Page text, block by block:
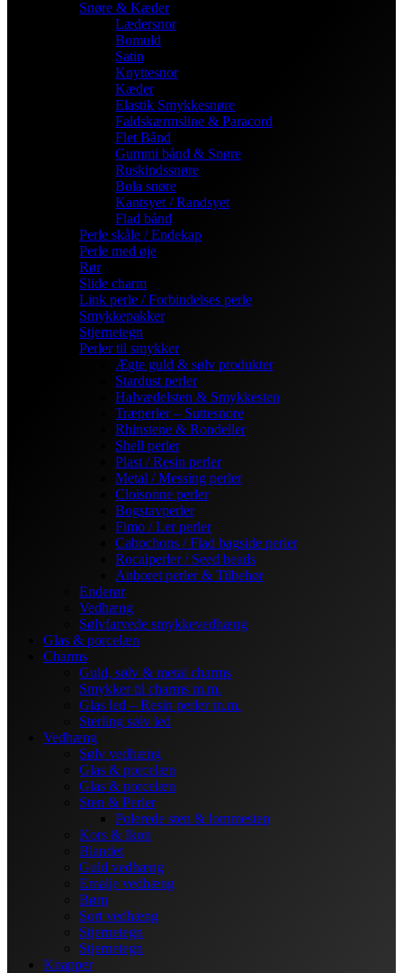
Snøre & Kæder
Lædersnor
Bomuld
Satin
Knyttesnor
Kæder
Elastik Smykkesnøre
Faldskærmsline & Paracord
Flet Bånd
Gummi bånd & Snøre
Ruskindssnøre
Bola snøre
Kantsyet / Randsyet
Flad bånd
Perle skåle / Endekap
Perle med øje
Rør
Slide charm
Link perle / Forbindelses perle
Smykkepakker
Stjernetegn
Perler til smykker
Ægte guld & sølv produkter
Stardust perler
Halvædelsten & Smykkesten
Træperler – Suttesnore
Rhinstene & Rondeller
Shell perler
Plast / Resin perler
Metal / Messing perler
Cloisonne perler
Bogstavperler
Fimo / Ler perler
Cabochons / Flad bagside perler
Rocaiperler / Seed beads
Anboret perler & Tilbehør
Enderør
Vedhæng
Sølvfarvede smykkevedhæng
Glas & porcelæn
Charms
Guld, sølv & metal charms
Smykker til charms m.m.
Glas led – Resin perler m.m.
Sterling sølv led
Vedhæng
Sølv vedhæng
Glas & porcelæn
Glas & porcelæn
Sten & Perler
Polerede sten & lommesten
Kors & Ikon
Blandet
Guld vedhæng
Emalje vedhæng
Børn
Sort vedhæng
Stjernetegn
Stjernetegn
Knapper